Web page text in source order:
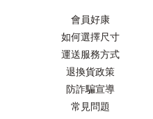
會員好康
如何選擇尺寸
運送服務方式
退換貨政策
防詐騙宣導
常見問題